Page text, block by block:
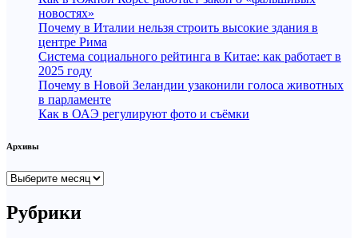
новостях»
Почему в Италии нельзя строить высокие здания в
центре Рима
Система социального рейтинга в Китае: как работает в
2025 году
Почему в Новой Зеландии узаконили голоса животных
в парламенте
Как в ОАЭ регулируют фото и съёмки
Архивы
Архивы
Рубрики